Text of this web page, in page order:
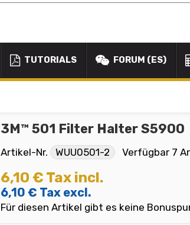
TUTORIALS FORUM (ES)
3M™ 501 Filter Halter S5900
Artikel-Nr. WUU0501-2 Verfügbar 7
6,10 € Tax incl.
6,10 € Tax excl.
Für diesen Artikel gibt es keine